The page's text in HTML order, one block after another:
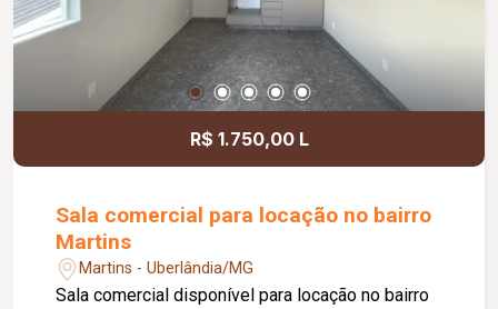
R$ 1.750,00 L
Sala comercial para locação no bairro
Martins
Martins - Uberlândia/MG
Sala comercial disponível para locação no bairro